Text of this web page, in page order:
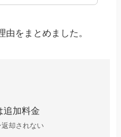
由をまとめました。
追加料金
却されない